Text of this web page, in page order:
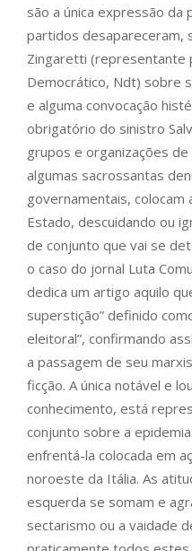
são a única expressão da
partidos desapareceram,
Zingaretti (representante
Democrático, Ndt) sobre
e alguma convocação
obrigatório do sinistro
grupos e organizações
algumas sacrossantas
governamentais, colocam
Estado, descuidando ou
de conjunto que vai se
o caso do jornal Luta
dedica um artigo aquilo
superstição” definido
eleitoral”, confirmando
a passagem de seu
ficção. A única notável e
conhecimento, está
conjunto sobre a
enfrentá-la colocada em
noroeste da Itália. As
esquerda se somam e
sectarismo ou a vaidade